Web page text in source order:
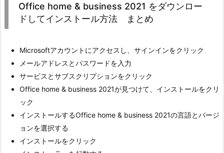
Office home & business 2021 をダウンロー
ドしてインストール方法 まとめ
Microsoftアカウントにアクセスし、サインインをクリック
メールアドレスとパスワードを入力
サービスとサブスクリプションをクリック
Office home & business 2021が見つけて、インストールをクリ
ック
インストールするOffice home & business 2021の言語とバージ
ョンを選択する
インストールをクリック